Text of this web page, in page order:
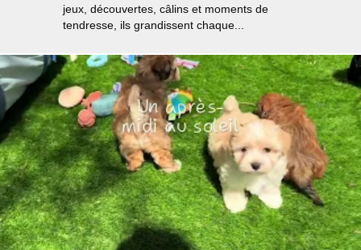
jeux, découvertes, câlins et moments de
tendresse, ils grandissent chaque...